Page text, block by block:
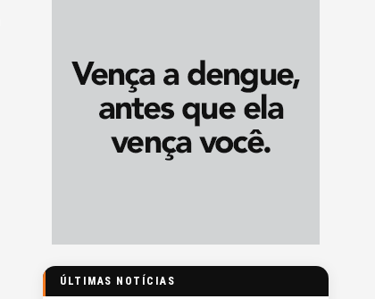
ÚLTIMAS NOTÍCIAS